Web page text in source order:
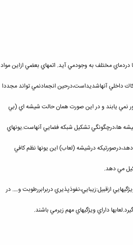
مختلف به وجودمي آيد. اتمهاي بعضي ازاين مواد
داخلي آنهاشديداست،درحين انجمادنمي تواند مجددا
نمي يابند و در اين صورت همان حالت شيشه اي (بي
ها،درچگونگي تشكيل شبكه فضايي آنهاست.يونهاي
درشيشه (لعاب) اين يونها نظم كافي
مي دهد.
ازقبيل:زيبايي،نفوذپذيري دربرابررطوبت و…. در
داراي ويژگيهاي مهم زيرمي باشند.